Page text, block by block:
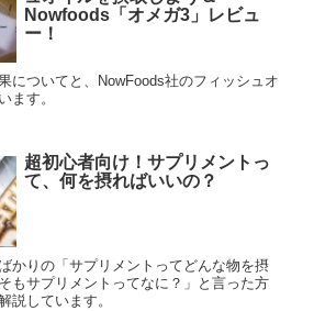
Nowfoods「オメガ3」レビュ
ー！
についてと、NowFoods社のフィッシュオ
ます。
超初心者向け！サプリメントっ
て、何を摂ればいいの？
かりの「サプリメントってどんな物を摂
もサプリメントってなに？」と言った方
説しています。